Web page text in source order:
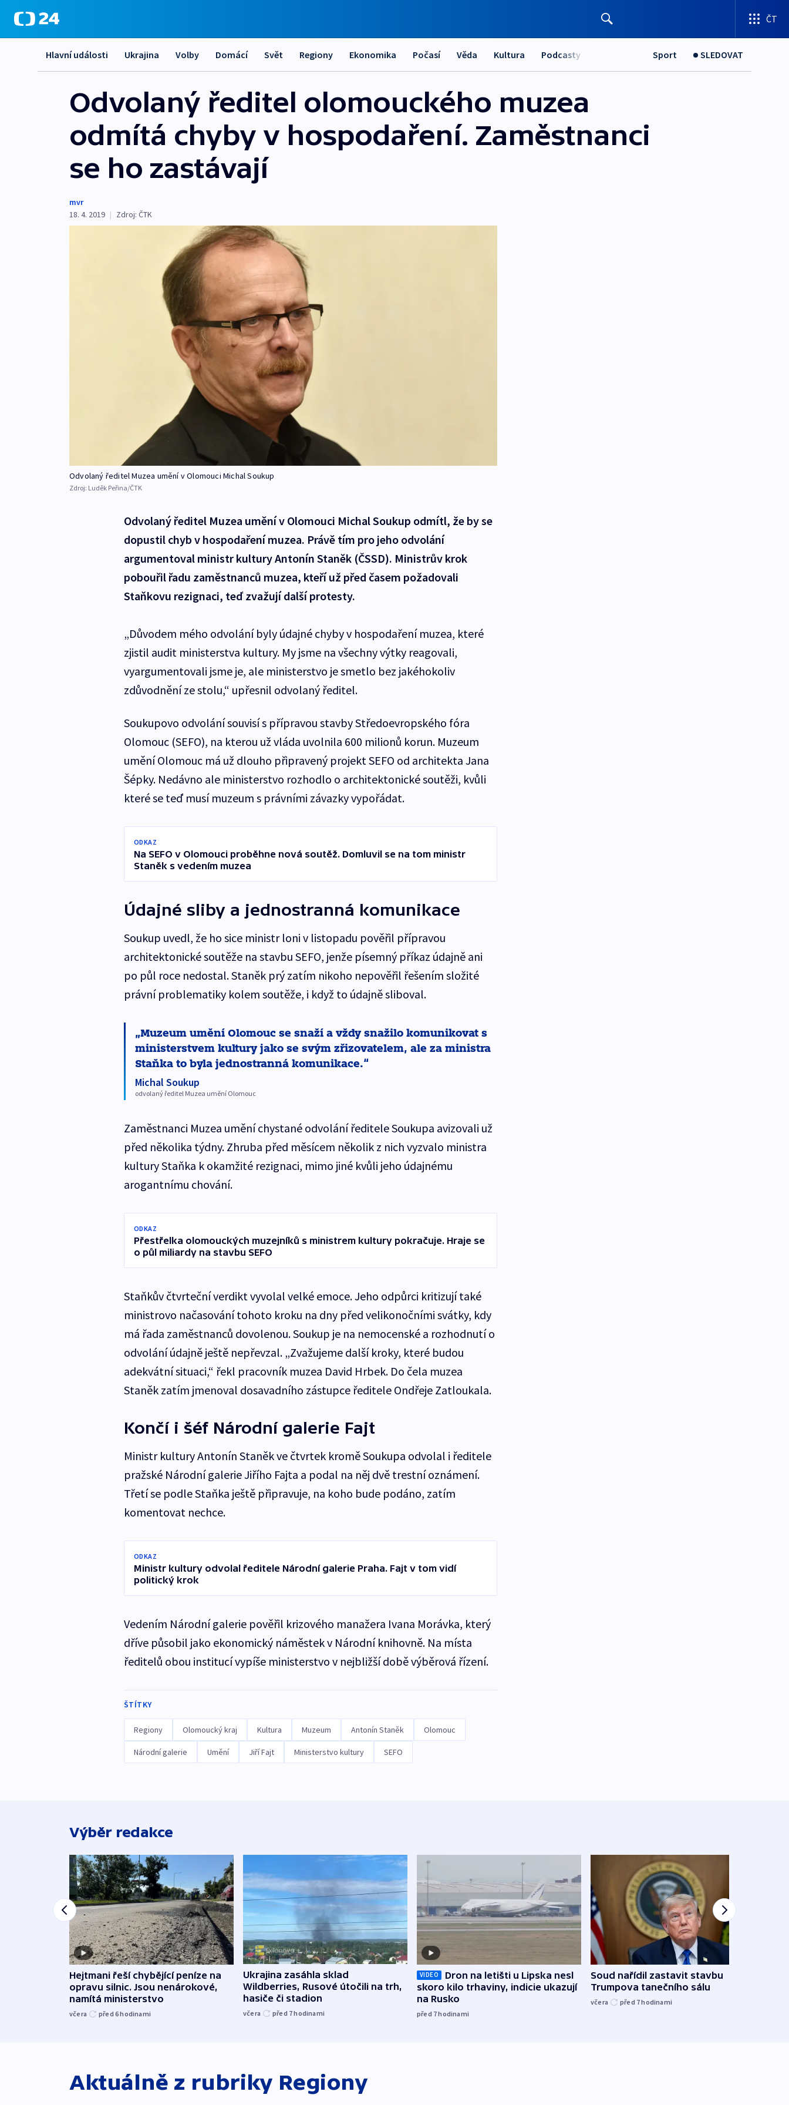
ČT
Hlavní události Ukrajina Volby Domácí Svět Regiony Ekonomika Počasí Věda Kultura Podcasty Sport SLEDOVAT
Odvolaný ředitel olomouckého muzea
odmítá chyby v hospodaření. Zaměstnanci
se ho zastávají
mvr
18. 4. 2019 | Zdroj: ČTK
Odvolaný ředitel Muzea umění v Olomouci Michal Soukup
Zdroj: Luděk Peřina/ČTK
Odvolaný ředitel Muzea umění v Olomouci Michal Soukup odmítl, že by se
dopustil chyb v hospodaření muzea. Právě tím pro jeho odvolání
argumentoval ministr kultury Antonín Staněk (ČSSD). Ministrův krok
pobouřil řadu zaměstnanců muzea, kteří už před časem požadovali
Staňkovu rezignaci, teď zvažují další protesty.
„Důvodem mého odvolání byly údajné chyby v hospodaření muzea, které
zjistil audit ministerstva kultury. My jsme na všechny výtky reagovali,
vyargumentovali jsme je, ale ministerstvo je smetlo bez jakéhokoliv
zdůvodnění ze stolu,“ upřesnil odvolaný ředitel.
Soukupovo odvolání souvisí s přípravou stavby Středoevropského fóra
Olomouc (SEFO), na kterou už vláda uvolnila 600 milionů korun. Muzeum
umění Olomouc má už dlouho připravený projekt SEFO od architekta Jana
Šépky. Nedávno ale ministerstvo rozhodlo o architektonické soutěži, kvůli
které se teď musí muzeum s právními závazky vypořádat.
ODKAZ
Na SEFO v Olomouci proběhne nová soutěž. Domluvil se na tom ministr
Staněk s vedením muzea
Údajné sliby a jednostranná komunikace
Soukup uvedl, že ho sice ministr loni v listopadu pověřil přípravou
architektonické soutěže na stavbu SEFO, jenže písemný příkaz údajně ani
po půl roce nedostal. Staněk prý zatím nikoho nepověřil řešením složité
právní problematiky kolem soutěže, i když to údajně sliboval.
Muzeum umění Olomouc se snaží a vždy snažilo komunikovat s
ministerstvem kultury jako se svým zřizovatelem, ale za ministra
Staňka to byla jednostranná komunikace.
Michal Soukup
odvolaný ředitel Muzea umění Olomouc
Zaměstnanci Muzea umění chystané odvolání ředitele Soukupa avizovali už
před několika týdny. Zhruba před měsícem několik z nich vyzvalo ministra
kultury Staňka k okamžité rezignaci, mimo jiné kvůli jeho údajnému
arogantnímu chování.
ODKAZ
Přestřelka olomouckých muzejníků s ministrem kultury pokračuje. Hraje se
o půl miliardy na stavbu SEFO
Staňkův čtvrteční verdikt vyvolal velké emoce. Jeho odpůrci kritizují také
ministrovo načasování tohoto kroku na dny před velikonočními svátky, kdy
má řada zaměstnanců dovolenou. Soukup je na nemocenské a rozhodnutí o
odvolání údajně ještě nepřevzal. „Zvažujeme další kroky, které budou
adekvátní situaci,“ řekl pracovník muzea David Hrbek. Do čela muzea
Staněk zatím jmenoval dosavadního zástupce ředitele Ondřeje Zatloukala.
Končí i šéf Národní galerie Fajt
Ministr kultury Antonín Staněk ve čtvrtek kromě Soukupa odvolal i ředitele
pražské Národní galerie Jiřího Fajta a podal na něj dvě trestní oznámení.
Třetí se podle Staňka ještě připravuje, na koho bude podáno, zatím
komentovat nechce.
ODKAZ
Ministr kultury odvolal ředitele Národní galerie Praha. Fajt v tom vidí
politický krok
Vedením Národní galerie pověřil krizového manažera Ivana Morávka, který
dříve působil jako ekonomický náměstek v Národní knihovně. Na místa
ředitelů obou institucí vypíše ministerstvo v nejbližší době výběrová řízení.
ŠTÍTKY
Regiony Olomoucký kraj Kultura Muzeum Antonín Staněk Olomouc
Národní galerie Umění Jiří Fajt Ministerstvo kultury SEFO
Výběr redakce
Hejtmani řeší chybějící peníze na
opravu silnic. Jsou nenárokové,
namítá ministerstvo
včera před 6hodinami
Ukrajina zasáhla sklad
Wildberries, Rusové útočili na trh,
hasiče či stadion
včera před 7hodinami
VIDEO
Dron na letišti u Lipska nesl
skoro kilo trhaviny, indicie ukazují
na Rusko
před 7hodinami
Soud nařídil zastavit stavbu
Trumpova tanečního sálu
včera před 7hodinami
Aktuálně z rubriky Regiony